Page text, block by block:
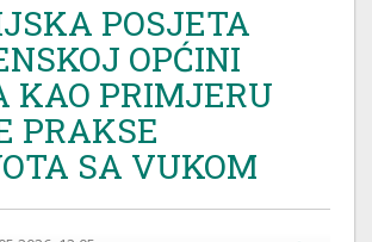
POSJETA
OPĆINI
KAO PRIMJERU
PRAKSE
SA VUKOM